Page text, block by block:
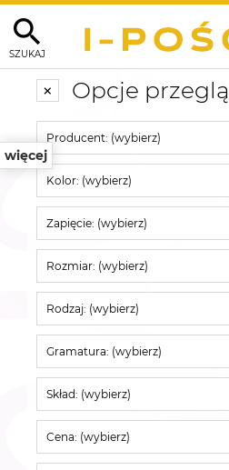
SZUKAJ
więcej
Opcje
Producent: (wybierz)
Kolor: (wybierz)
Zapięcie: (wybierz)
Rozmiar: (wybierz)
Rodzaj: (wybierz)
Gramatura: (wybierz)
Skład: (wybierz)
Cena: (wybierz)